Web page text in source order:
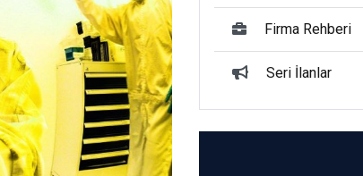
Firma Rehberi
Seri İlanlar